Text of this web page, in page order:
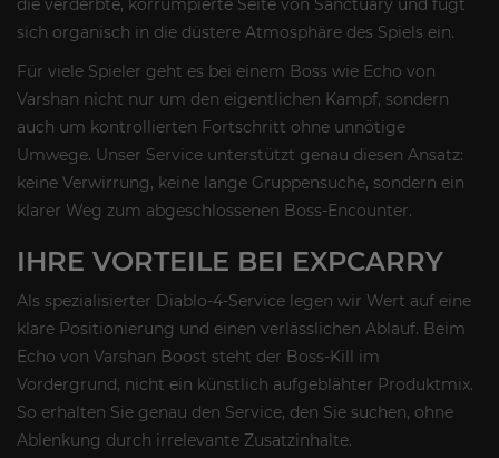
die verderbte, korrumpierte Seite von Sanctuary und fügt
sich organisch in die düstere Atmosphäre des Spiels ein.
Für viele Spieler geht es bei einem Boss wie Echo von
Varshan nicht nur um den eigentlichen Kampf, sondern
auch um kontrollierten Fortschritt ohne unnötige
Umwege. Unser Service unterstützt genau diesen Ansatz:
keine Verwirrung, keine lange Gruppensuche, sondern ein
klarer Weg zum abgeschlossenen Boss-Encounter.
IHRE VORTEILE BEI EXPCARRY
Als spezialisierter Diablo-4-Service legen wir Wert auf eine
klare Positionierung und einen verlässlichen Ablauf. Beim
Echo von Varshan Boost steht der Boss-Kill im
Vordergrund, nicht ein künstlich aufgeblähter Produktmix.
So erhalten Sie genau den Service, den Sie suchen, ohne
Ablenkung durch irrelevante Zusatzinhalte.